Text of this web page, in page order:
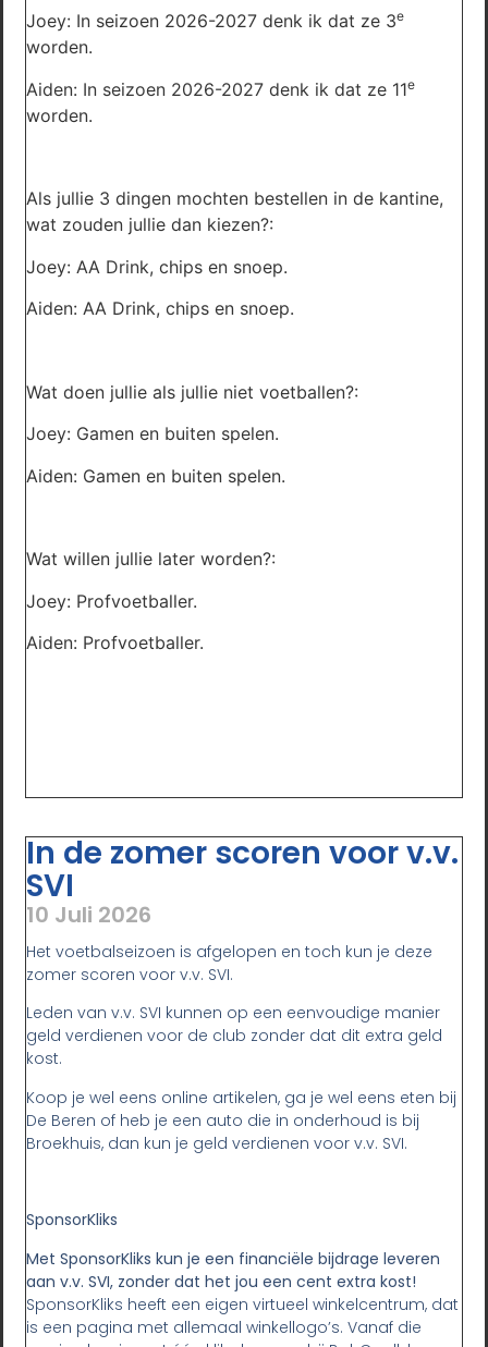
Joey: In seizoen 2026-2027 denk ik dat ze 3e
worden.
Aiden: In seizoen 2026-2027 denk ik dat ze 11e
worden.
Als jullie 3 dingen mochten bestellen in de kantine,
wat zouden jullie dan kiezen?:
Joey: AA Drink, chips en snoep.
Aiden: AA Drink, chips en snoep.
Wat doen jullie als jullie niet voetballen?:
Joey: Gamen en buiten spelen.
Aiden: Gamen en buiten spelen.
Wat willen jullie later worden?:
Joey: Profvoetballer.
Aiden: Profvoetballer.
In de zomer scoren voor v.v.
SVI
10 Juli 2026
Het voetbalseizoen is afgelopen en toch kun je deze
zomer scoren voor v.v. SVI.
Leden van v.v. SVI kunnen op een eenvoudige manier
geld verdienen voor de club zonder dat dit extra geld
kost.
Koop je wel eens online artikelen, ga je wel eens eten bij
De Beren of heb je een auto die in onderhoud is bij
Broekhuis, dan kun je geld verdienen voor v.v. SVI.
SponsorKliks
Met SponsorKliks kun je een financiële bijdrage leveren
aan v.v. SVI, zonder dat het jou een cent extra kost!
SponsorKliks heeft een eigen virtueel winkelcentrum, dat
is een pagina met allemaal winkellogo’s. Vanaf die